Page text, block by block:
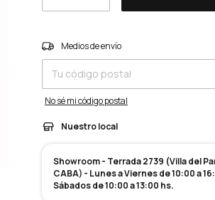
Entregas para el CP:
Medios de envío
No sé mi código postal
Nuestro local
Showroom - Terrada 2739 (Villa del
CABA) - Lunes a Viernes de 10:00 a
Sábados de 10:00 a 13:00 hs.